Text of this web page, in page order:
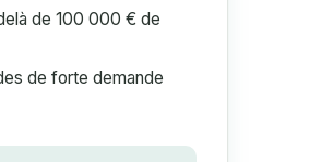
de 100 000 € de
de forte demande